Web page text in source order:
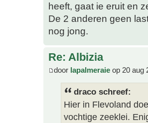
heeft, gaat ie eruit en
De 2 anderen geen
nog jong.
Re: Albizia
door lapalmeraie op 20 aug
draco schreef:
Hier in Flevoland
vochtige zeeklei.